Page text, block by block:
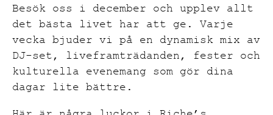
Besök oss i december och upplev allt
det bästa livet har att ge. Varje
vecka bjuder vi på en dynamisk mix av
DJ-set, liveframträdanden, fester och
kulturella evenemang som gör dina
dagar lite bättre.